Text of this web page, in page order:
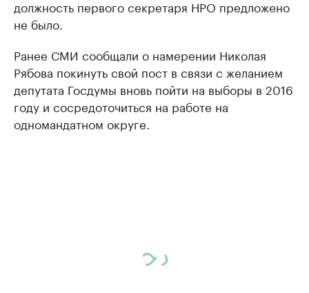
должность первого секретаря НРО предложено
не было.
Ранее СМИ сообщали о намерении Николая
Рябова покинуть свой пост в связи с желанием
депутата Госдумы вновь пойти на выборы в 2016
году и сосредоточиться на работе на
одномандатном округе.